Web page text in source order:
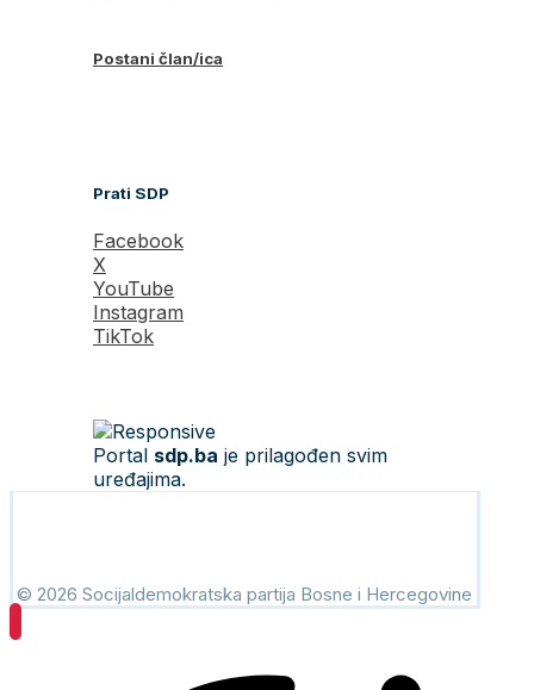
Postani član/ica
Prati SDP
Facebook
X
YouTube
Instagram
TikTok
Portal sdp.ba je prilagođen svim
uređajima.
© 2026 Socijaldemokratska partija Bosne i Hercegovine